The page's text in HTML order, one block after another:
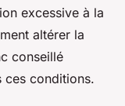
excessive à la
altérer la
conseillé
ces conditions.